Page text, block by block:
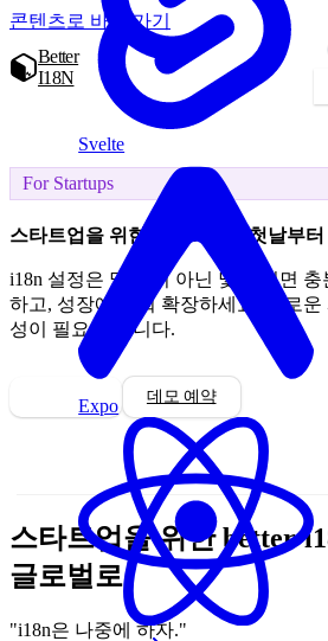
콘텐츠로 바로 가기
Better
I18N
Svelte
Expo
For Startups
스타트업을 위한 better-i18n: 첫날부
i18n 설정은 몇 달이 아닌 몇 분이면
하고, 성장에 맞춰 확장하세요. 새로
성이 필요 없습니다.
시작하기 데모 예약
스타트업을 위한 better-
글로벌로
"i18n은 나중에 하자."